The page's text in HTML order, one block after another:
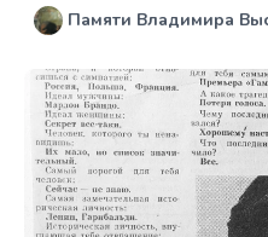
Памяти Владимира